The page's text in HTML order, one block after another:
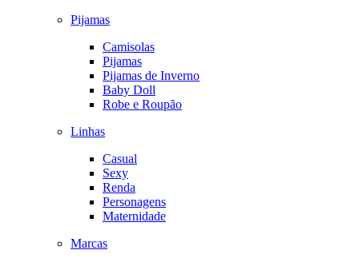
Pijamas
Camisolas
Pijamas
Pijamas de Inverno
Baby Doll
Robe e Roupão
Linhas
Casual
Sexy
Renda
Personagens
Maternidade
Marcas